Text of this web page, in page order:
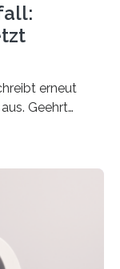
erneut
Geehrt
zum Thema
die
der
sie auch in
Hentschel-